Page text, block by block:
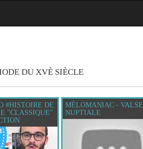
DU XVÈ SIÈCLE
#HISTOIRE DE
"CLASSIQUE"
MÉLOMANIAC - VALSE
NUPTIALE